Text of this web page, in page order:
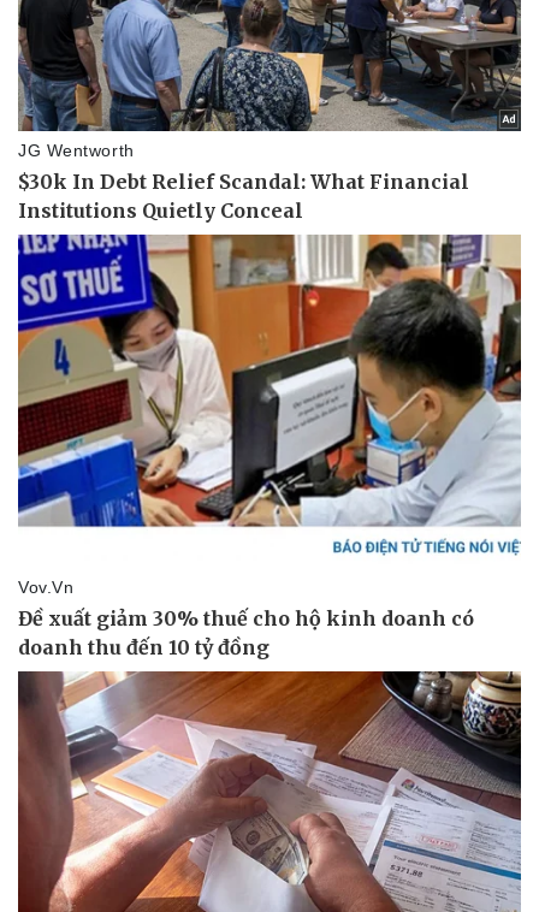
Thể thao
Bóng đá
Lịch thi đấu bóng đá
Thế giới thể thao
eSports
Hậu trường
Ô tô - Xe máy
Ô tô
Xe máy
Tư vấn